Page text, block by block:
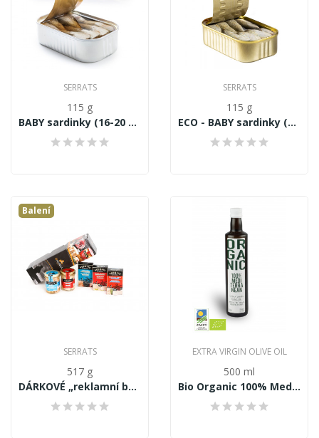
SERRATS
115 g
BABY sardinky (16-20 ks) Sardina pilchardus, v...
SERRATS
115 g
ECO - BABY sardinky (16-20 ks) Sardina...
Balení
SERRATS
517 g
DÁRKOVÉ „reklamní balíčky“, SET produktů...
EXTRA VIRGIN OLIVE OIL
500 ml
Bio Organic 100% Mediterranean Extra panenský...